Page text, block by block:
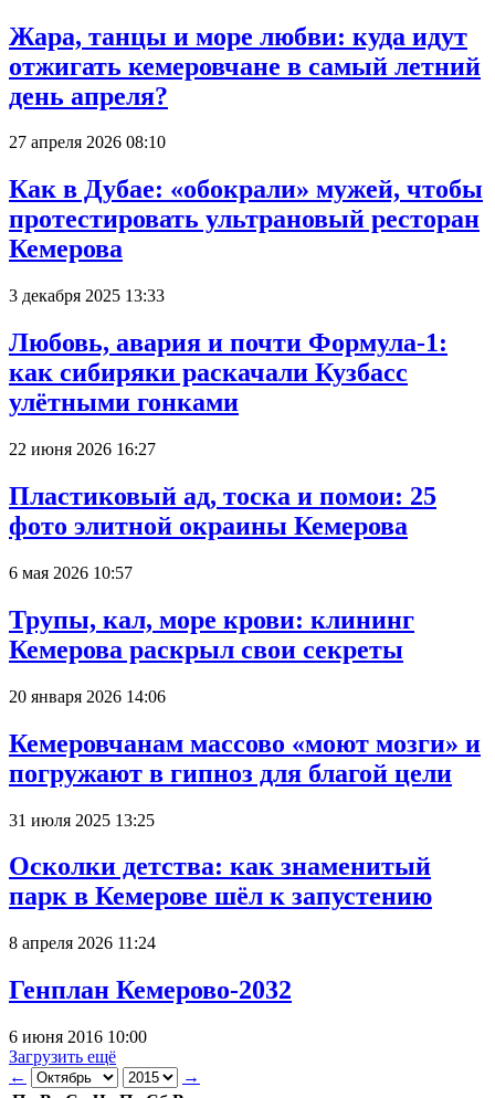
Жара, танцы и море любви: куда идут
отжигать кемеровчане в самый летний
день апреля?
27 апреля 2026 08:10
Как в Дубае: «обокрали» мужей, чтобы
протестировать ультрановый ресторан
Кемерова
3 декабря 2025 13:33
Любовь, авария и почти Формула-1:
как сибиряки раскачали Кузбасс
улётными гонками
22 июня 2026 16:27
Пластиковый ад, тоска и помои: 25
фото элитной окраины Кемерова
6 мая 2026 10:57
Трупы, кал, море крови: клининг
Кемерова раскрыл свои секреты
20 января 2026 14:06
Кемеровчанам массово «моют мозги» и
погружают в гипноз для благой цели
31 июля 2025 13:25
Осколки детства: как знаменитый
парк в Кемерове шёл к запустению
8 апреля 2026 11:24
Генплан Кемерово-2032
6 июня 2016 10:00
Загрузить ещё
←
→